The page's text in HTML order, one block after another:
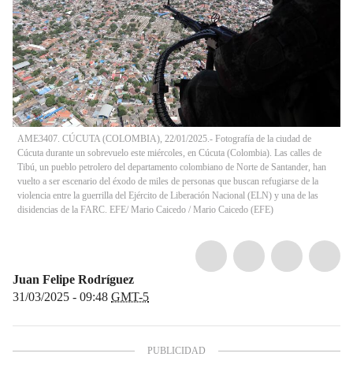
AME3407. CÚCUTA (COLOMBIA), 22/01/2025.- Fotografía de la ciudad de
Cúcuta durante un sobrevuelo este miércoles, en Cúcuta (Colombia). Las calles de
Tibú, un pueblo petrolero del departamento colombiano de Norte de Santander, han
vuelto a ser escenario del éxodo de miles de personas que buscan refugiarse de la
violencia entre la guerrilla del Ejército de Liberación Nacional (ELN) y una de las
disidencias de la FARC. EFE/ Mario Caicedo / Mario Caicedo (EFE)
Juan Felipe Rodríguez
31/03/2025 - 09:48 GMT-5